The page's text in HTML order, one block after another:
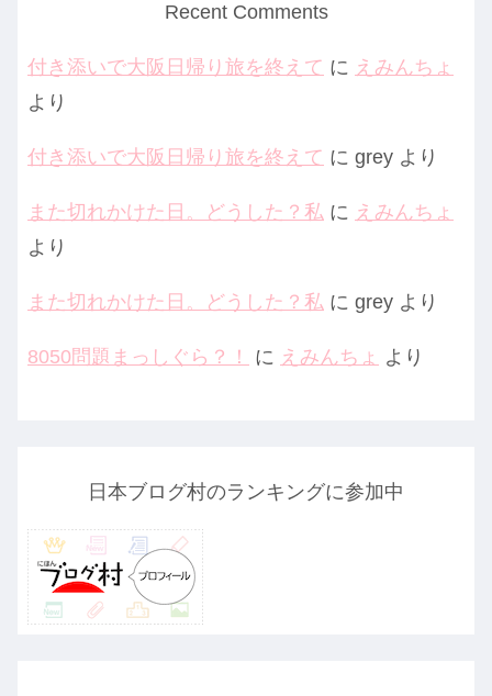
Recent Comments
付き添いで大阪日帰り旅を終えて に えみんちょ
より
付き添いで大阪日帰り旅を終えて に grey より
また切れかけた日。どうした？私 に えみんちょ
より
また切れかけた日。どうした？私 に grey より
8050問題まっしぐら？！ に えみんちょ より
日本ブログ村のランキングに参加中